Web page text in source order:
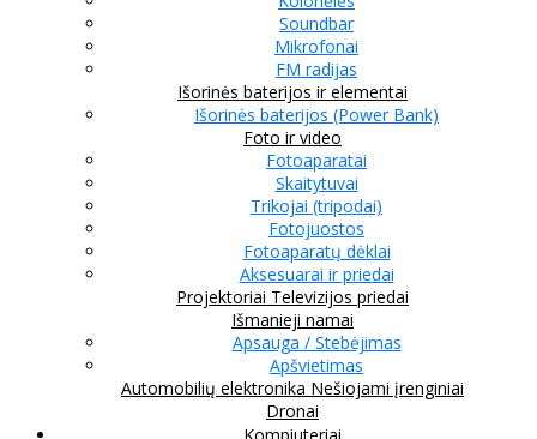
Soundbar
Mikrofonai
FM radijas
Išorinės baterijos ir elementai
Išorinės baterijos (Power Bank)
Foto ir video
Fotoaparatai
Skaitytuvai
Trikojai (tripodai)
Fotojuostos
Fotoaparatų dėklai
Aksesuarai ir priedai
Projektoriai Televizijos priedai
Išmanieji namai
Apsauga / Stebėjimas
Apšvietimas
Automobilių elektronika Nešiojami įrenginiai
Dronai
Kompiuteriai